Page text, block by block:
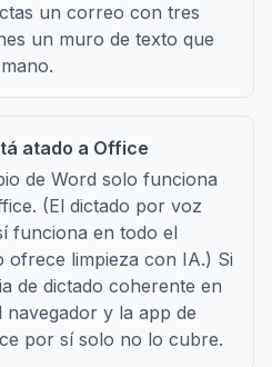
un correo con tres
un muro de texto que
atado a Office
de Word solo funciona
(El dictado por voz
funciona en todo el
ofrece limpieza con IA.) Si
de dictado coherente en
y la app de
por sí solo no lo cubre.